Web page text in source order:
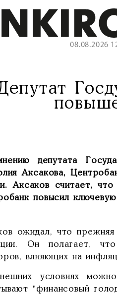
08.08.2026
депутата
Аксакова,
Аксаков считает,
повысил
ожидал, что прежняя
Он полагает,
влияющих на
условиях
"финансовый